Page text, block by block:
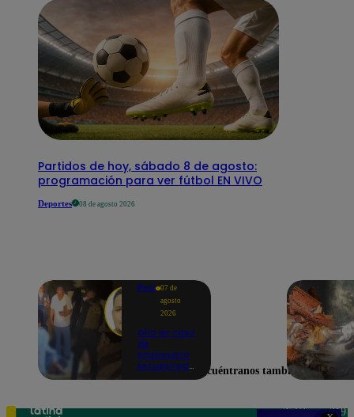
Partidos de hoy, sábado 8 de agosto:
programación para ver fútbol EN VIVO
Deportes 08 de agosto 2026
Perú 07 de
agosto
2026
Giro en caso
de
empresario
secuestrado
cuentas
Encuéntranos también en
Teléfono: 219